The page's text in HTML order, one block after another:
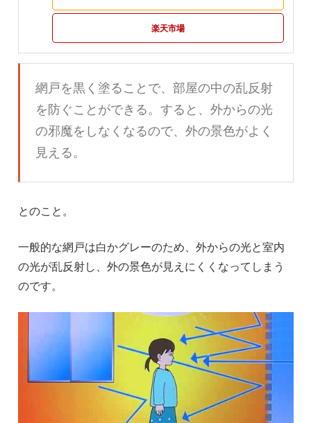
楽天市場
網戸を黒く塗ることで、部屋の中の乱反射
を防ぐことができる。すると、外からの光
の邪魔をしなくなるので、外の景色がよく
見える。
とのこと。
一般的な網戸は白かグレーのため、外からの光と室内
の光が乱反射し、外の景色が見えにくくなってしまう
のです。